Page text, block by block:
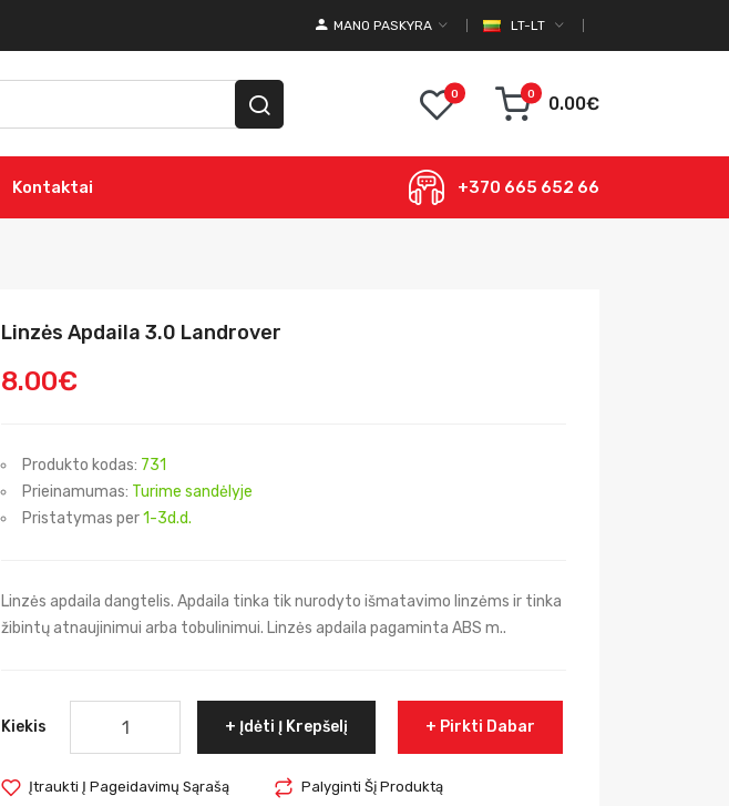
LT-LT
MANO PASKYRA
0 0 0.00€
Kontaktai +370 665 652 66
Linzės Apdaila 3.0 Landrover
8.00€
Produkto kodas: 731
Prieinamumas: Turime sandėlyje
Pristatymas per1-3d.d.
Linzės apdaila dangtelis. Apdaila tinka tik nurodyto išmatavimo linzėms ir tinka
žibintų atnaujinimui arba tobulinimui. Linzės apdaila pagaminta ABS m..
Kiekis Įdėti Į Krepšelį Pirkti Dabar
Įtraukti Į Pageidavimų Sąrašą Palyginti Šį Produktą